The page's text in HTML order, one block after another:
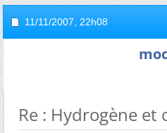
11/11/2007, 22h08
Re : Hydrogène et